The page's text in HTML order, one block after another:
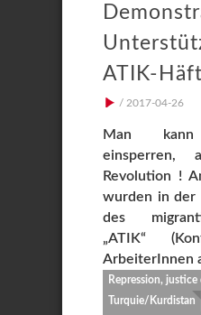
ATIK-
/ 2017-04-26
Man kann
einsperren,
Revolution !
wurden in der
des
„ATIK“
ArbeiterInnen
Repression, justice
Turquie/Kurdistan